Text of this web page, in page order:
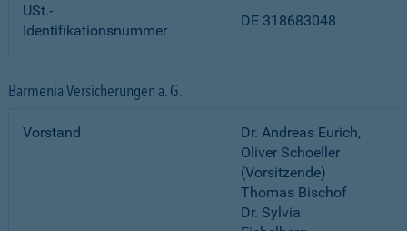
USt.-
Identifikationsnummer
DE 318683048
Barmenia Versicherungen a. G.
Vorstand
Dr. Andreas Eurich,
Oliver Schoeller
(Vorsitzende)
Thomas Bischof
Dr. Sylvia